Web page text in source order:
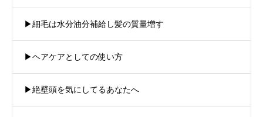
▶︎細毛は水分油分補給し髪の質量増す
▶︎ヘアケアとしての使い方
▶︎絶壁頭を気にしてるあなたへ